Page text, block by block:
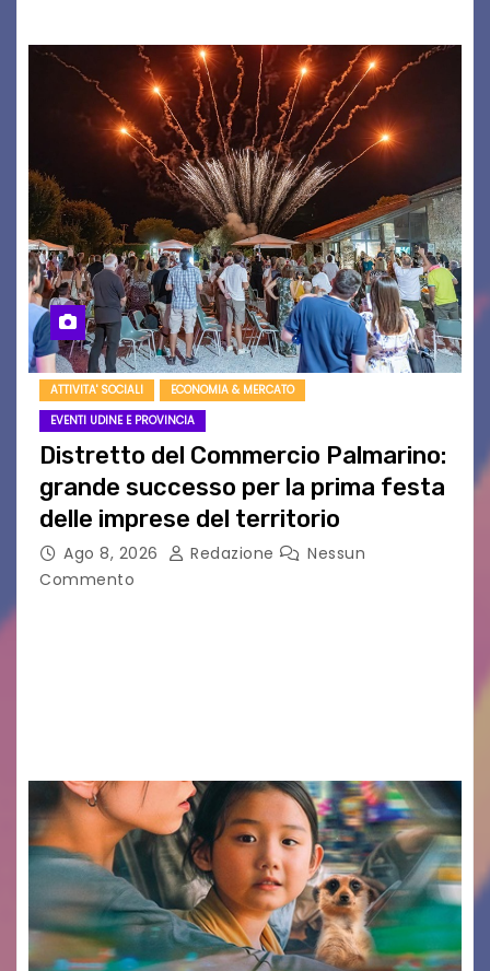
ATTIVITA' SOCIALI
ECONOMIA & MERCATO
EVENTI UDINE E PROVINCIA
Distretto del Commercio Palmarino:
grande successo per la prima festa
delle imprese del territorio
Ago 8, 2026 Redazione
Nessun
Commento